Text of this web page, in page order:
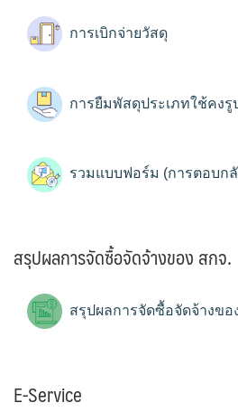
การเบิกจ่ายวัสดุ
การยืมพัสดุประเภทใช้คงรู
รวมแบบฟอร์ม (การตอบก
สรุปผลการจัดซื้อจัดจ้างของ สกจ.
สรุปผลการจัดซื้อจัดจ้างขอ
E-Service